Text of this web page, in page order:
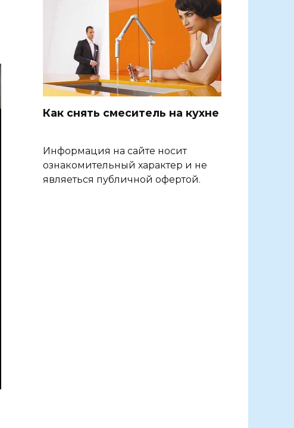
Как снять смеситель на кухне
Информация на сайте носит
ознакомительный характер и не
являеться публичной офертой.